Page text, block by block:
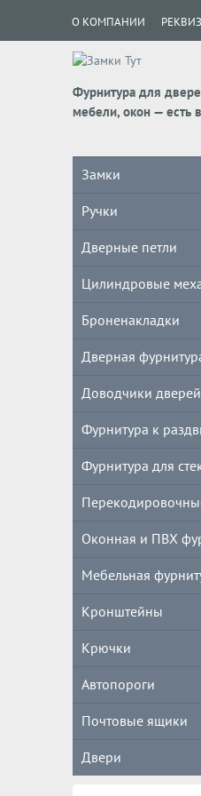
О КОМПАНИИ
Фурнитура для
мебели, окон — есть
Замки
Ручки
Дверные петли
Цилиндровые
Броненакладки
Дверная
Доводчики дверей
Фурнитура к
Фурнитура для
Оконная и ПВХ
Мебельная
Кронштейны
Крючки
Автопороги
Почтовые ящики
Двери